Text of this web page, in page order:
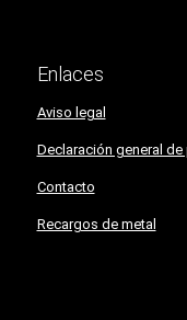
Enlaces
Aviso legal
Declaración general
Contacto
Recargos de metal